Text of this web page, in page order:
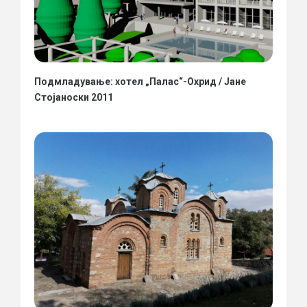
Подмладување: хотел „Палас“-Охрид / Јане
Стојаноски 2011